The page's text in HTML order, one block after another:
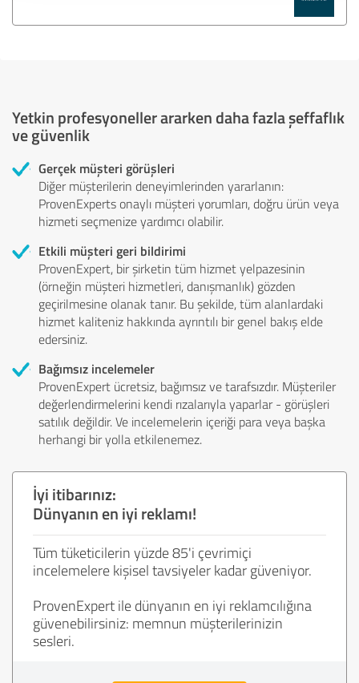
Yetkin profesyoneller ararken daha fazla şeffaflık
ve güvenlik
Gerçek müşteri görüşleri
Diğer müşterilerin deneyimlerinden yararlanın:
ProvenExperts onaylı müşteri yorumları, doğru ürün veya
hizmeti seçmenize yardımcı olabilir.
Etkili müşteri geri bildirimi
ProvenExpert, bir şirketin tüm hizmet yelpazesinin
(örneğin müşteri hizmetleri, danışmanlık) gözden
geçirilmesine olanak tanır. Bu şekilde, tüm alanlardaki
hizmet kaliteniz hakkında ayrıntılı bir genel bakış elde
edersiniz.
Bağımsız incelemeler
ProvenExpert ücretsiz, bağımsız ve tarafsızdır. Müşteriler
değerlendirmelerini kendi rızalarıyla yaparlar - görüşleri
satılık değildir. Ve incelemelerin içeriği para veya başka
herhangi bir yolla etkilenemez.
İyi itibarınız:
Dünyanın en iyi reklamı!
Tüm tüketicilerin yüzde 85'i çevrimiçi
incelemelere kişisel tavsiyeler kadar güveniyor.
ProvenExpert ile dünyanın en iyi reklamcılığına
güvenebilirsiniz: memnun müşterilerinizin
sesleri.